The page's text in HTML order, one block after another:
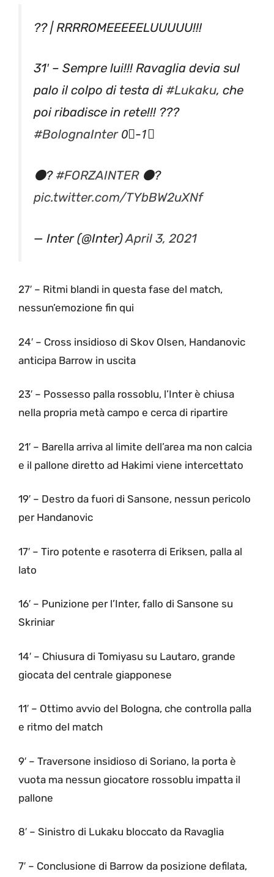
?? | RRRROMEEEEELUUUUU!!!
31′ – Sempre lui!!! Ravaglia devia sul
palo il colpo di testa di #Lukaku, che
poi ribadisce in rete!!! ???
#BolognaInter0⃣-1⃣
⚫️? #FORZAINTER⚫️?
pic.twitter.com/TYbBW2uXNf
— Inter (@Inter)April 3, 2021
27′ – Ritmi blandi in questa fase del match,
nessun’emozione fin qui
24′ – Cross insidioso di Skov Olsen, Handanovic
anticipa Barrow in uscita
23′ – Possesso palla rossoblu, l’Inter è chiusa
nella propria metà campo e cerca di ripartire
21′ – Barella arriva al limite dell’area ma non calcia
e il pallone diretto ad Hakimi viene intercettato
19′ – Destro da fuori di Sansone, nessun pericolo
per Handanovic
17′ – Tiro potente e rasoterra di Eriksen, palla al
lato
16′ – Punizione per l’Inter, fallo di Sansone su
Skriniar
14′ – Chiusura di Tomiyasu su Lautaro, grande
giocata del centrale giapponese
11′ – Ottimo avvio del Bologna, che controlla palla
e ritmo del match
9′ – Traversone insidioso di Soriano, la porta è
vuota ma nessun giocatore rossoblu impatta il
pallone
8′ – Sinistro di Lukaku bloccato da Ravaglia
7′ – Conclusione di Barrow da posizione defilata,